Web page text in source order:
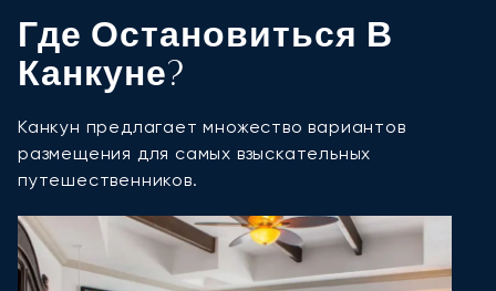
Где Остановиться В
Канкуне?
Канкун предлагает множество вариантов
размещения для самых взыскательных
путешественников.